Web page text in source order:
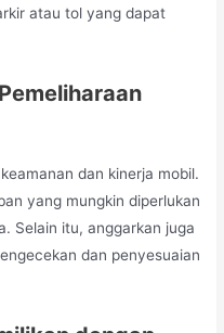
atau tol yang dapat
dan kinerja mobil.
yang mungkin diperlukan
Selain itu, anggarkan juga
dan penyesuaian